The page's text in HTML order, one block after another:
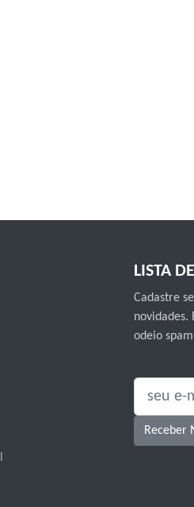
LISTA
Cadastre
novidades.
odeio
SEU E-MAIL:
Receber